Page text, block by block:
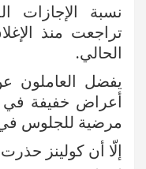
نسبة الإجازات
تراجعت منذ
الحالي.
يفضل العاملون
أعراض خفيفة في
مرضية للجلوس في
إلّا أن كولينز حذرت